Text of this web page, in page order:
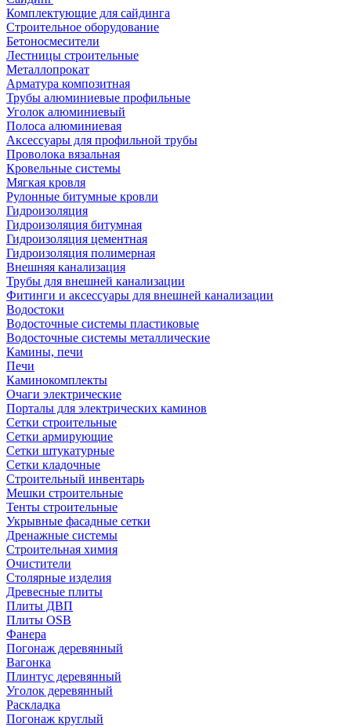
Комплектующие для сайдинга
Строительное оборудование
Бетоносмесители
Лестницы строительные
Металлопрокат
Арматура композитная
Трубы алюминиевые профильные
Уголок алюминиевый
Полоса алюминиевая
Аксессуары для профильной трубы
Проволока вязальная
Кровельные системы
Мягкая кровля
Рулонные битумные кровли
Гидроизоляция
Гидроизоляция битумная
Гидроизоляция цементная
Гидроизоляция полимерная
Внешняя канализация
Трубы для внешней канализации
Фитинги и аксессуары для внешней канализации
Водостоки
Водосточные системы пластиковые
Водосточные системы металлические
Камины, печи
Печи
Каминокомплекты
Очаги электрические
Порталы для электрических каминов
Сетки строительные
Сетки армирующие
Сетки штукатурные
Сетки кладочные
Строительный инвентарь
Мешки строительные
Тенты строительные
Укрывные фасадные сетки
Дренажные системы
Строительная химия
Очистители
Столярные изделия
Древесные плиты
Плиты ДВП
Плиты OSB
Фанера
Погонаж деревянный
Вагонка
Плинтус деревянный
Уголок деревянный
Раскладка
Погонаж круглый